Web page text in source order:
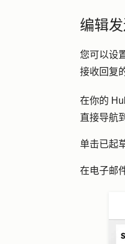
编辑
您可以设
接收回复
在你的
直接导航到
单击已起
在电子邮